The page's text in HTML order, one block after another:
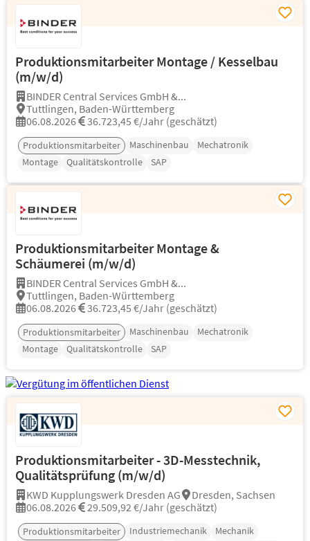
Produktionsmitarbeiter Montage / Kesselbau
(m/w/d)
BINDER Central Services GmbH &...
Tuttlingen, Baden-Württemberg
06.08.2026
36.723,45 €/Jahr (geschätzt)
Produktionsmitarbeiter Maschinenbau
Mechatronik
Montage
Qualitätskontrolle SAP
Produktionsmitarbeiter Montage &
Schäumerei (m/w/d)
BINDER Central Services GmbH &...
Tuttlingen, Baden-Württemberg
06.08.2026
36.723,45 €/Jahr (geschätzt)
Produktionsmitarbeiter Maschinenbau
Mechatronik
Montage
Qualitätskontrolle SAP
Produktionsmitarbeiter - 3D-Messtechnik,
Qualitätsprüfung (m/w/d)
KWD Kupplungswerk Dresden AG
Dresden, Sachsen
06.08.2026
29.509,92 €/Jahr (geschätzt)
Produktionsmitarbeiter Industriemechanik
Mechanik